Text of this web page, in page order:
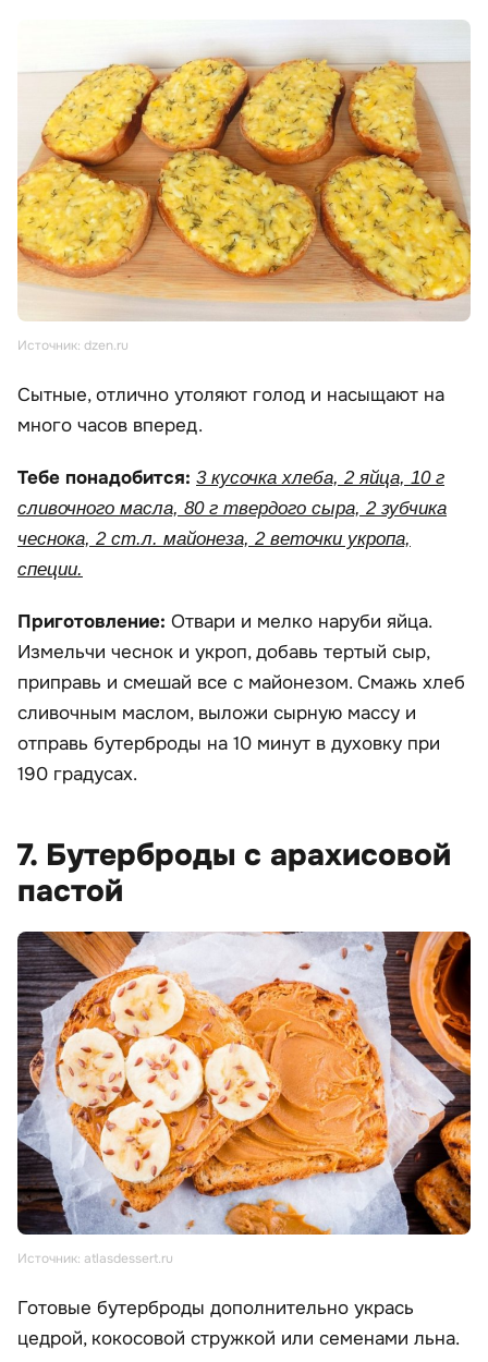
Источник: dzen.ru
Сытные, отлично утоляют голод и насыщают на
много часов вперед.
Тебе понадобится: 3 кусочка хлеба, 2 яйца, 10 г
сливочного масла, 80 г твердого сыра, 2 зубчика
чеснока, 2 ст.л. майонеза, 2 веточки укропа,
специи.
Приготовление: Отвари и мелко наруби яйца.
Измельчи чеснок и укроп, добавь тертый сыр,
приправь и смешай все с майонезом. Смажь хлеб
сливочным маслом, выложи сырную массу и
отправь бутерброды на 10 минут в духовку при
190 градусах.
7. Бутерброды с арахисовой
пастой
Источник: atlasdessert.ru
Готовые бутерброды дополнительно укрась
цедрой, кокосовой стружкой или семенами льна.